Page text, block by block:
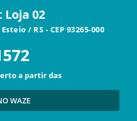
Loja 02
Esteio / RS - CEP 93265-000
a partir das
WAZE